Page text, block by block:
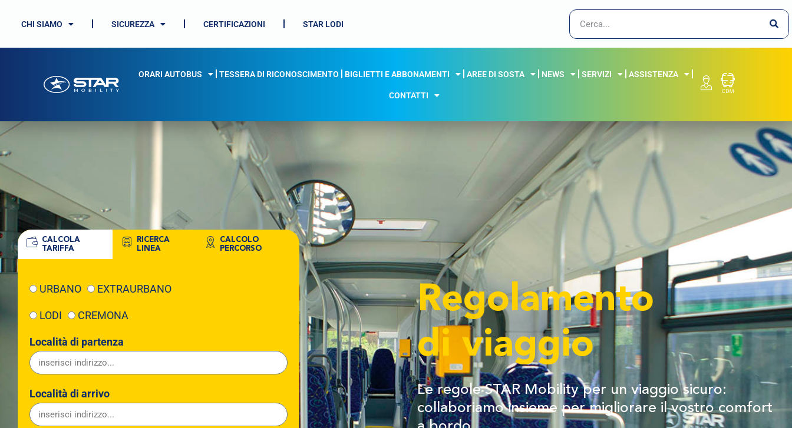
CHI SIAMO SICUREZZA CERTIFICAZIONI STAR LODI
ORARI AUTOBUS TESSERA DI RICONOSCIMENTO BIGLIETTI E ABBONAMENTI AREE DI SOSTA NEWS SERVIZI ASSISTENZA
CONTATTI
CALCOLA
TARIFFA
RICERCA
LINEA
CALCOLO
PERCORSO
URBANO EXTRAURBANO
LODI CREMONA
Località di partenza
Località di arrivo
Regolamento
di viaggio
Le regole STAR Mobility per un viaggio sicuro:
collaboriamo insieme per migliorare il vostro comfort